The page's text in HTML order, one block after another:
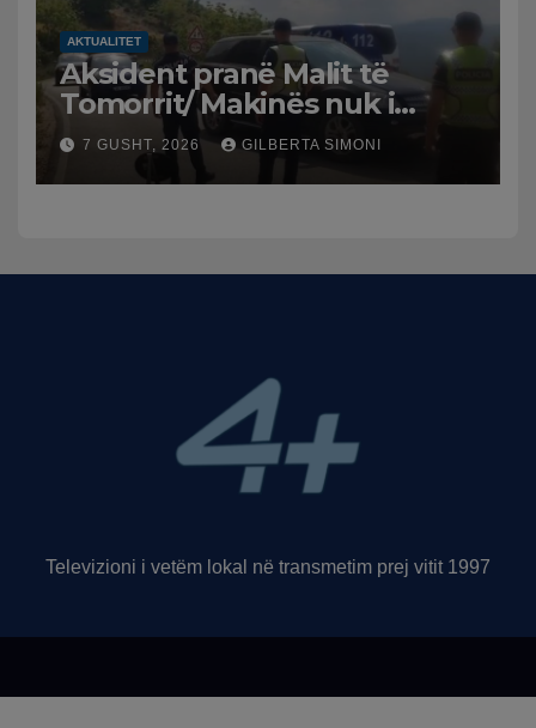
AKTUALITET
Aksident pranë Malit të
Tomorrit/ Makinës nuk i
punuan frenat dhe doli nga
rruga, plagosen 7 persona,
dy në gjendje të rëndë te
7 GUSHT, 2026 GILBERTA SIMONI
Televizioni i vetëm lokal në transmetim prej vitit 1997